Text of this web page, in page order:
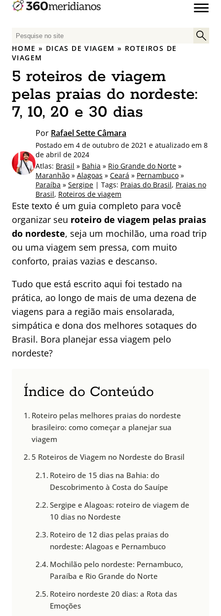
P
e
s
q
u
i
s
a
o
r
HOME » DICAS DE VIAGEM » ROTEIROS DE
VIAGEM
5 roteiros de viagem
pelas praias do nordeste:
7, 10, 20 e 30 dias
Por Rafael Sette Câmara
Postado em 4 de outubro de 2021 e atualizado em 8
de abril de 2024
Atlas: Brasil » Bahia » Rio Grande do Norte »
Maranhão » Alagoas » Ceará » Pernambuco »
Paraíba » Sergipe | Tags: Praias do Brasil, Praias no
Brasil, Roteiros de viagem
Este texto é um guia completo para você
organizar seu roteiro de viagem pelas praias
do nordeste, seja um mochilão, uma road trip
ou uma viagem sem pressa, com muito
conforto, praias vazias e descanso.
Tudo que está escrito aqui foi testado na
prática, ao longo de mais de uma dezena de
viagens para a região mais ensolarada,
simpática e dona dos melhores sotaques do
Brasil. Bora planejar essa viagem pelo
nordeste?
Índice do Conteúdo
Roteiro pelas melhores praias do nordeste
brasileiro: como começar a planejar sua
viagem
5 Roteiros de Viagem no Nordeste do Brasil
Roteiro de 15 dias na Bahia: do
Descobrimento à Costa do Sauípe
Sergipe e Alagoas: roteiro de viagem de
10 dias no Nordeste
Roteiro de 12 dias pelas praias do
nordeste: Alagoas e Pernambuco
Mochilão pelo nordeste: Pernambuco,
Paraíba e Rio Grande do Norte
Roteiro nordeste 20 dias: a Rota das
Emoções